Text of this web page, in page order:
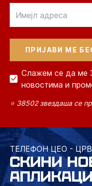
Слажем се да ме
новостима и
⭐ 38502 звездаша се
ТЕЛЕФОН ЦЕО -
СКИНИ